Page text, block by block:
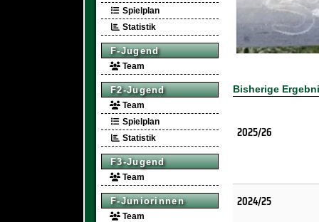
Spielplan
Statistik
F-Jugend
Team
F2-Jugend
Team
Spielplan
Statistik
F3-Jugend
Team
F-Juniorinnen
Team
Bisherige
2025/26
2024/25